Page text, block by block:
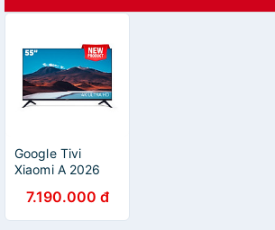
Google Tivi
Xiaomi A 2026
L55MB-ASEA -
Hàng chính hãng
7.190.000 đ